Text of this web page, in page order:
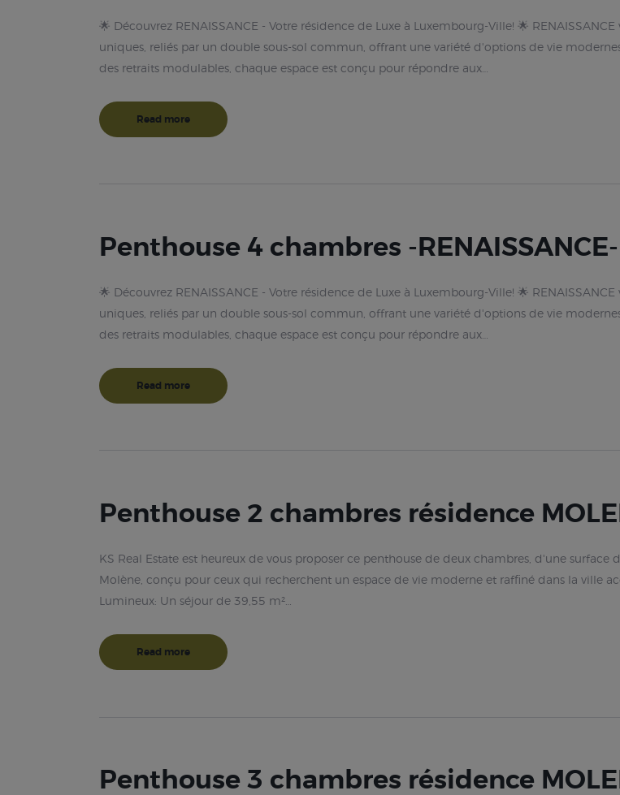
🌟 Découvrez RENAISSANCE - Votre résidence de Luxe à Luxembourg-Ville! 🌟
uniques, reliés par un double sous-sol commun, offrant une variété d'options de vie
des retraits modulables, chaque espace est conçu pour répondre aux…
Read more
Penthouse 4 chambres -
🌟 Découvrez RENAISSANCE - Votre résidence de Luxe à Luxembourg-Ville! 🌟
uniques, reliés par un double sous-sol commun, offrant une variété d'options de vie
des retraits modulables, chaque espace est conçu pour répondre aux…
Read more
Penthouse 2 chambres résidence
KS Real Estate est heureux de vous proposer ce penthouse de deux chambres, d'une
Molène, conçu pour ceux qui recherchent un espace de vie moderne et raffiné dans la ville
Lumineux: Un séjour de 39,55 m²…
Read more
Penthouse 3 chambres résidence